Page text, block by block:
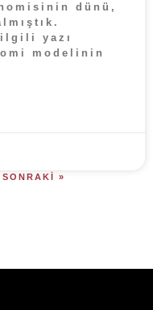
dünü,
yazı
modelinin
SONRAKI »